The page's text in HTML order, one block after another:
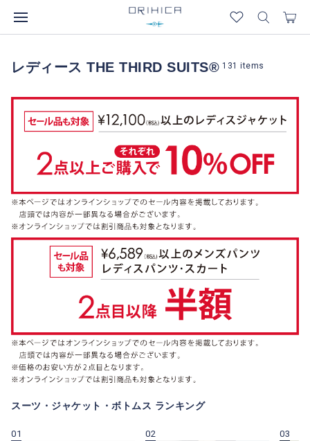
レディース THE THIRD SUITS® 131 items
スーツ・ジャケット・ボトムス ランキング
01 02 03